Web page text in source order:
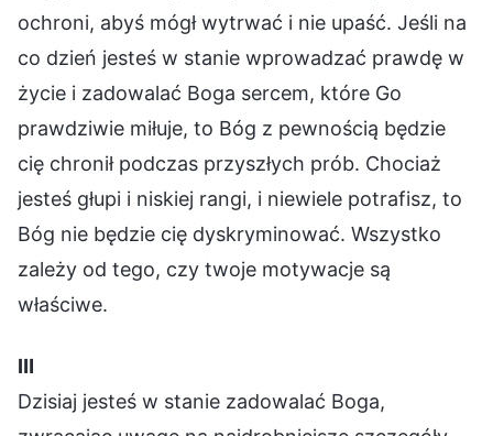
ochroni, abyś mógł wytrwać i nie upaść. Jeśli na
co dzień jesteś w stanie wprowadzać prawdę w
życie i zadowalać Boga sercem, które Go
prawdziwie miłuje, to Bóg z pewnością będzie
cię chronił podczas przyszłych prób. Chociaż
jesteś głupi i niskiej rangi, i niewiele potrafisz, to
Bóg nie będzie cię dyskryminować. Wszystko
zależy od tego, czy twoje motywacje są
właściwe.
Ⅲ
Dzisiaj jesteś w stanie zadowalać Boga,